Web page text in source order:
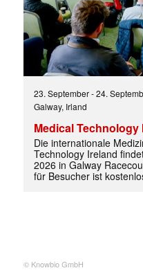
23. September-24.
Galway, Irland
Medical Technology
Die internationale
Technology Ireland
2026 in Galway
für Besucher ist
© Knowbio GmbH